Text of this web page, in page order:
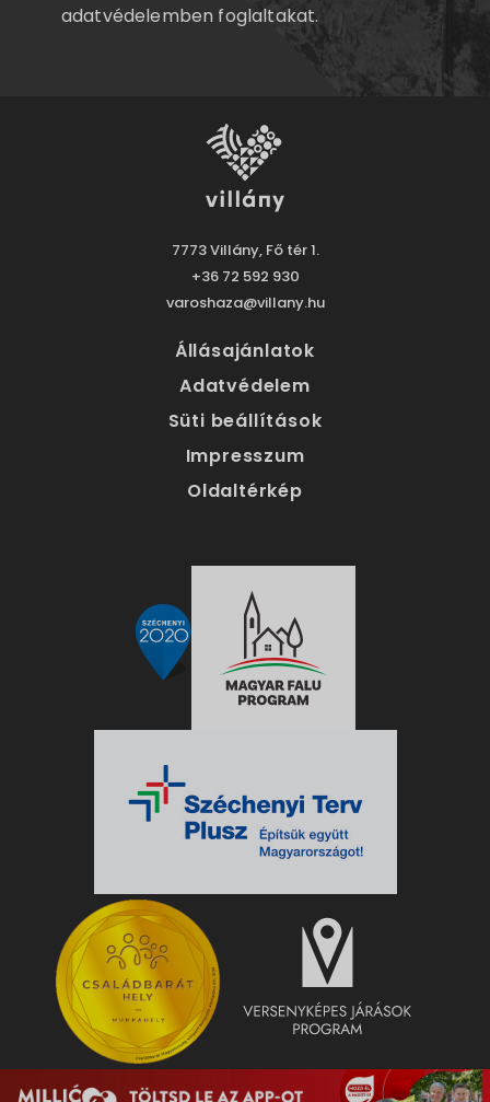
adatvédelemben foglaltakat.
7773 Villány, Fő tér 1.
+36 72 592 930
varoshaza@villany.hu
Állásajánlatok
Adatvédelem
Süti beállítások
Impresszum
Oldaltérkép